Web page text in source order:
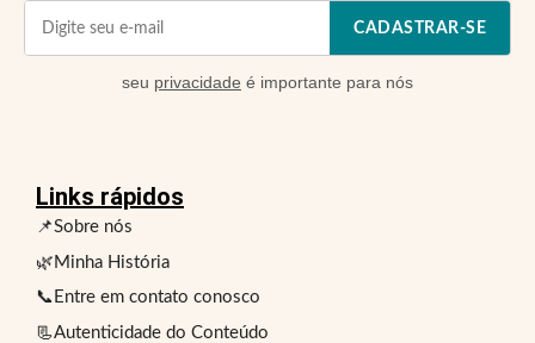
CADASTRAR-SE
seu privacidade é importante para nós
Links rápidos
📌Sobre nós
🌿Minha História
📞Entre em contato conosco
📃Autenticidade do Conteúdo